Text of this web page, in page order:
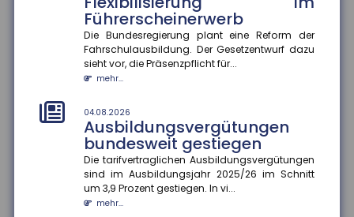
Führerscheinerwerb
Die Bundesregierung plant eine Reform der
Fahrschulausbildung. Der Gesetzentwurf dazu
sieht vor, die Präsenzpflicht für...
mehr...
04.08.2026
Ausbildungsvergütungen
bundesweit gestiegen
Die tarifvertraglichen Ausbildungsvergütungen
sind im Ausbildungsjahr 2025/26 im Schnitt
um 3,9 Prozent gestiegen. In vi...
mehr...
04.08.2026
Rentenzahlbeträge variieren
stark zwischen Bundesländern
und Geschlechtern
Die durchschnittlichen Rentenzahlbeträge bei neu
Männer 1.415 Euro und für F...
mehr...
04.08.2026
Wirtschaftliche Lage der KMU:
Umsatz und Gewinn steigen,
Investitionen bleiben zurück